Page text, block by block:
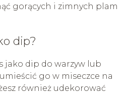
gorących i zimnych plam
dip?
jako dip do warzyw lub
go w miseczce na
również udekorować